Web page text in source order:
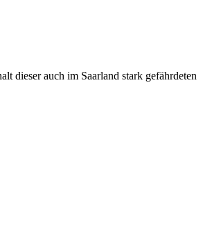
dieser auch im Saarland stark gefährdeten